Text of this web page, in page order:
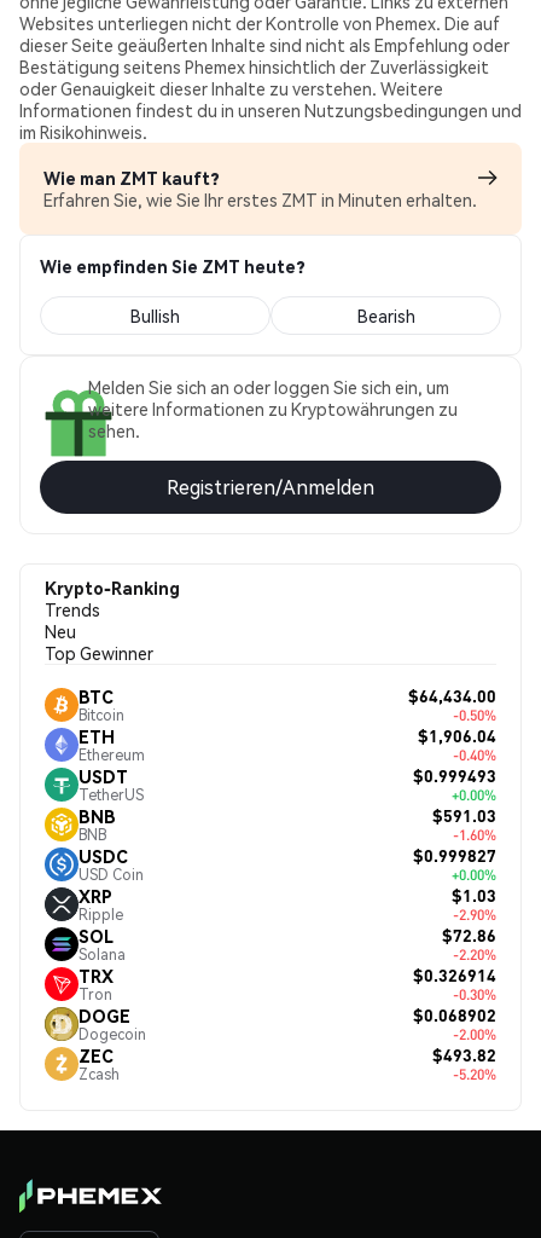
Websites unterliegen nicht der Kontrolle von Phemex. Die auf
dieser Seite geäußerten Inhalte sind nicht als Empfehlung oder
Bestätigung seitens Phemex hinsichtlich der Zuverlässigkeit
oder Genauigkeit dieser Inhalte zu verstehen. Weitere
Informationen findest du in unseren Nutzungsbedingungen und
im Risikohinweis.
Wie man ZMT kauft?
Erfahren Sie, wie Sie Ihr erstes ZMT in Minuten erhalten.
Wie empfinden Sie ZMT heute?
Bullish Bearish
Melden Sie sich an oder loggen Sie sich ein, um
weitere Informationen zu Kryptowährungen zu
sehen.
Registrieren/Anmelden
Krypto-Ranking
Trends
Neu
Top Gewinner
BTC
Bitcoin
$64,434.00
-0.50%
ETH
Ethereum
$1,906.04
-0.40%
USDT
TetherUS
$0.999493
+0.00%
BNB
BNB
$591.03
-1.60%
USDC
USD Coin
$0.999827
+0.00%
XRP
Ripple
$1.03
-2.90%
SOL
Solana
$72.86
-2.20%
TRX
Tron
$0.326914
-0.30%
DOGE
Dogecoin
$0.068902
-2.00%
ZEC
Zcash
$493.82
-5.20%